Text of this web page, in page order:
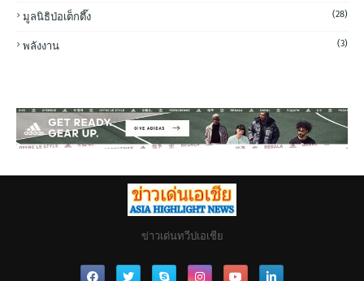
มูลนิธิป่อเต็กตึ๊ง (28)
พลังงาน (3)
ข่าวเด่นทวีปเอเชีย